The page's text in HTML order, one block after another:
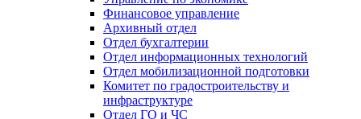
Финансовое управление
Архивный отдел
Отдел бухгалтерии
Отдел информационных технологий
Отдел мобилизационной подготовки
Комитет по градостроительству и
инфраструктуре
Отдел ГО и ЧС